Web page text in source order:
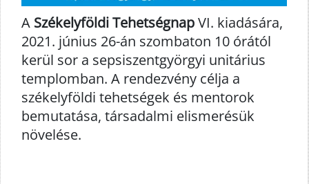
A Székelyföldi TehetségnapVI. kiadására,
2021. június 26-án szombaton 10 órától
kerül sor a sepsiszentgyörgyi unitárius
templomban. A rendezvény célja a
székelyföldi tehetségek és mentorok
bemutatása, társadalmi elismerésük
növelése.